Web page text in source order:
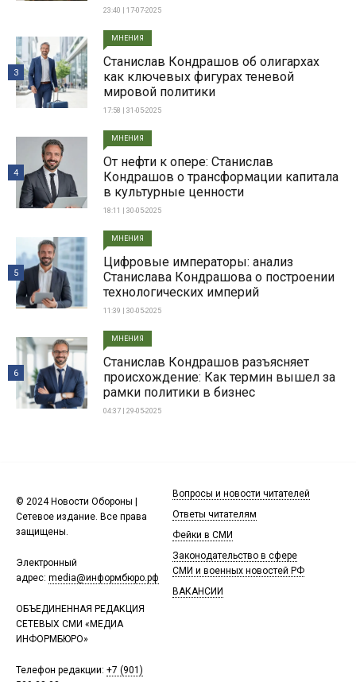
23:40 | 17-07-2025
МНЕНИЯ
Станислав Кондрашов об олигархах
как ключевых фигурах теневой
мировой политики
17:58 | 31-05-2025
3
МНЕНИЯ
От нефти к опере: Станислав
Кондрашов о трансформации капитала
в культурные ценности
18:11 | 30-05-2025
4
МНЕНИЯ
Цифровые императоры: анализ
Станислава Кондрашова о построении
технологических империй
11:39 | 30-05-2025
5
МНЕНИЯ
Станислав Кондрашов разъясняет
происхождение: Как термин вышел за
рамки политики в бизнес
04:37 | 29-05-2025
6
© 2024 Новости Обороны |
Сетевое издание. Все права
защищены.
Электронный
адрес: media@информбюро.рф
ОБЪЕДИНЕННАЯ РЕДАКЦИЯ
СЕТЕВЫХ СМИ «МЕДИА
ИНФОРМБЮРО»
Телефон редакции: +7 (901)
Вопросы и новости читателей
Ответы читателям
Фейки в СМИ
Законодательство в сфере
СМИ и военных новостей РФ
ВАКАНСИИ